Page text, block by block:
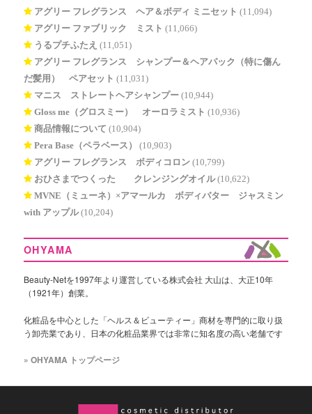
アグリー フレグランス ヘア＆ボディ ミニセット (11,094)
アグリー ファブリック ミスト (11,066)
うるプチふたえ (11,051)
アグリー フレグランス シャンプー＆ヘアパック（特に傷ん
だ髪用） ペアセット (11,031)
マニス ストレートヘアシャンプー (10,944)
Gloss me（グロスミー） オーロラミスト (10,936)
商品情報について (10,904)
Pera Base（ペラベース）
(10,903)
アグリー フレグランス ボディコロン (10,799)
おひさまでつくった® クレンジングオイル (10,622)
MVNE（ミューネ）×アマールカ ボディバター ジャスミン
with アップル (10,204)
OHYAMA
Beauty-Netを1997年より運営している株式会社 大山は、大正10年
（1921年）創業。
化粧品を中心とした「ヘルス＆ビューティー」商材を専門的に取り扱
う卸売業であり、日本の化粧品業界では非常に知名度の高い老舗です
» OHYAMA トップページ